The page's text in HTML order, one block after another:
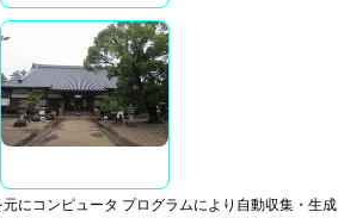
にコンピュータ プログラムにより自動収集・生成